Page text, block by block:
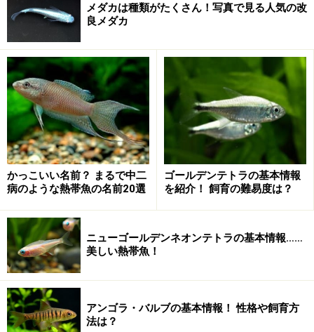
ぜひ、一度アクアリウムを置かれることをお勧めしま
す。それらは、あなたの生活に潤いをもたらしてくれる
ことでしょう。また、安らぎを与えてくれるで しょう。
さあ、あなたもアクアリストの仲間へ!!
※記事内容は執筆時点のものです。最新の内容をご確認くださ
い。
※ペットは、種類や体格（体重、サイズ、成長）などにより個体
差があります。記事内容は全ての個体へ一様に当てはまるわけで
はありません。
【編集部おすすめの購入サイト】
Amazonで熱帯魚用のペットグッズをチェック！
楽天市場でペット用品をチェック！
メダカは種類がたくさん！写真で見る人気の改
良メダカ
かっこいい名前？ まるで中二
病のような熱帯魚の名前20選
ゴールデンテトラの基本情報
を紹介！ 飼育の難易度は？
ニューゴールデンネオンテトラの基本情報……
美しい熱帯魚！
アンゴラ・バルブの基本情報！ 性格や飼育方
法は？